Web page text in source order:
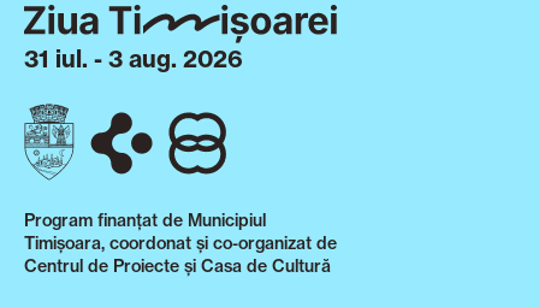
31 iul. - 3 aug. 2026
Program finanțat de Municipiul
Timișoara, coordonat și co-organizat de
Centrul de Proiecte și Casa de Cultură